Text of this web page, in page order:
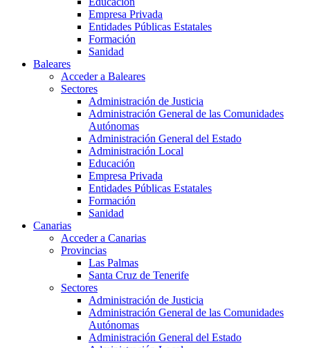
Empresa Privada
Entidades Públicas Estatales
Formación
Sanidad
Baleares
Acceder a Baleares
Sectores
Administración de Justicia
Administración General de las Comunidades
Autónomas
Administración General del Estado
Administración Local
Educación
Empresa Privada
Entidades Públicas Estatales
Formación
Sanidad
Canarias
Acceder a Canarias
Provincias
Las Palmas
Santa Cruz de Tenerife
Sectores
Administración de Justicia
Administración General de las Comunidades
Autónomas
Administración General del Estado